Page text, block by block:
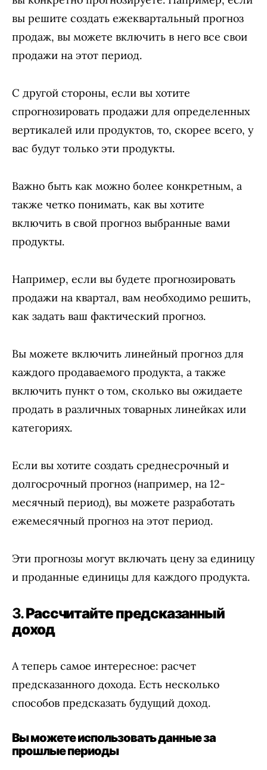
вы решите создать ежеквартальный прогноз
продаж, вы можете включить в него все свои
продажи на этот период.
С другой стороны, если вы хотите
спрогнозировать продажи для определенных
вертикалей или продуктов, то, скорее всего, у
вас будут только эти продукты.
Важно быть как можно более конкретным, а
также четко понимать, как вы хотите
включить в свой прогноз выбранные вами
продукты.
Например, если вы будете прогнозировать
продажи на квартал, вам необходимо решить,
как задать ваш фактический прогноз.
Вы можете включить линейный прогноз для
каждого продаваемого продукта, а также
включить пункт о том, сколько вы ожидаете
продать в различных товарных линейках или
категориях.
Если вы хотите создать среднесрочный и
долгосрочный прогноз (например, на 12-
месячный период), вы можете разработать
ежемесячный прогноз на этот период.
Эти прогнозы могут включать цену за единицу
и проданные единицы для каждого продукта.
3.Рассчитайте предсказанный
доход
А теперь самое интересное: расчет
предсказанного дохода. Есть несколько
способов предсказать будущий доход.
Вы можете использовать данные за
прошлые периоды